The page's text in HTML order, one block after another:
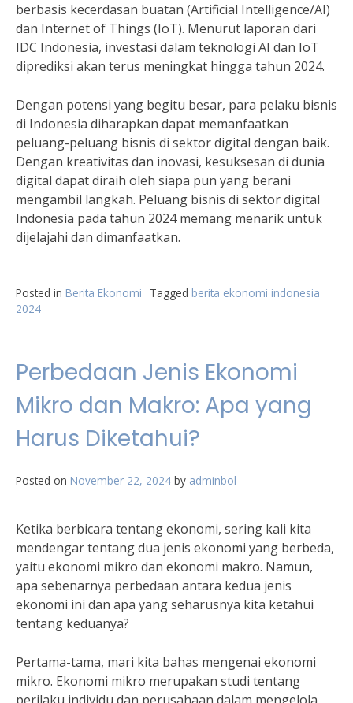
berbasis kecerdasan buatan (Artificial Intelligence/AI)
dan Internet of Things (IoT). Menurut laporan dari
IDC Indonesia, investasi dalam teknologi AI dan IoT
diprediksi akan terus meningkat hingga tahun 2024.
Dengan potensi yang begitu besar, para pelaku bisnis
di Indonesia diharapkan dapat memanfaatkan
peluang-peluang bisnis di sektor digital dengan baik.
Dengan kreativitas dan inovasi, kesuksesan di dunia
digital dapat diraih oleh siapa pun yang berani
mengambil langkah. Peluang bisnis di sektor digital
Indonesia pada tahun 2024 memang menarik untuk
dijelajahi dan dimanfaatkan.
Posted in Berita Ekonomi Tagged berita ekonomi indonesia
2024
Perbedaan Jenis Ekonomi
Mikro dan Makro: Apa yang
Harus Diketahui?
Posted on November 22, 2024 by adminbol
Ketika berbicara tentang ekonomi, sering kali kita
mendengar tentang dua jenis ekonomi yang berbeda,
yaitu ekonomi mikro dan ekonomi makro. Namun,
apa sebenarnya perbedaan antara kedua jenis
ekonomi ini dan apa yang seharusnya kita ketahui
tentang keduanya?
Pertama-tama, mari kita bahas mengenai ekonomi
mikro. Ekonomi mikro merupakan studi tentang